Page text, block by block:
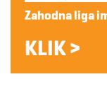
Zahodna liga
KLIK >